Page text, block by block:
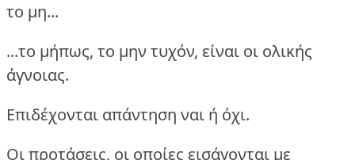
το μη...
...το μήπως, το μην τυχόν, είναι οι ολικής
άγνοιας.
Επιδέχονται απάντηση ναι ή όχι.
Οι προτάσεις, οι οποίες εισάγονται με